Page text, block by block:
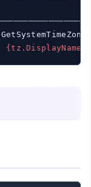
{tz.DisplayName}